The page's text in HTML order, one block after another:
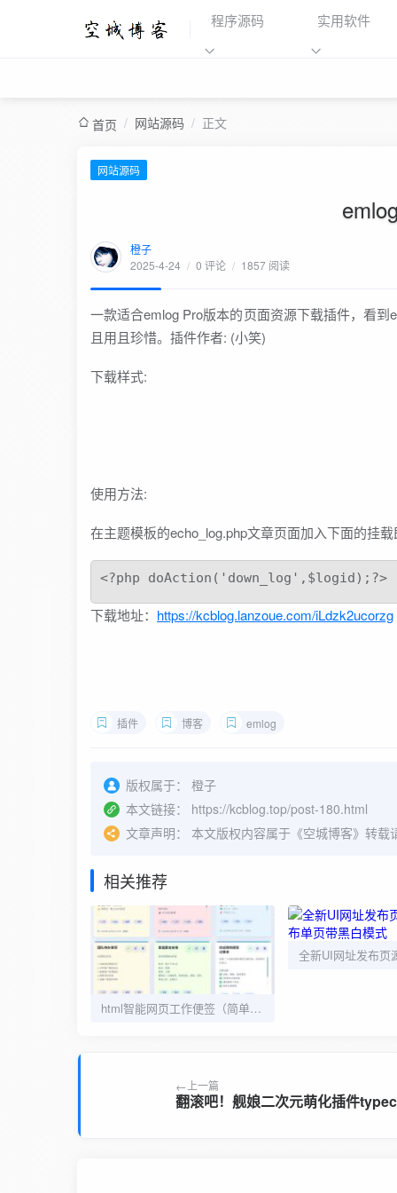
程序源码 实用软件
首页 / 网站源码 / 正文
网站源码
橙子
2025-4-24 / 0 评论 / 1857 阅读
一款适合emlog Pro版本的页面资源下载插件，看
且用且珍惜。插件作者: (小笑)
下载样式:
使用方法:
在主题模板的echo_log.php文章页面加入下面的挂
<?php doAction('down_log',$logid);?>
下载地址： https://kcblog.lanzoue.com/iLdzk2ucorzg
插件 博客 emlog
版权属于：
橙子
本文链接：
https://kcblog.top/post-180.html
文章声明：
本文版权内容属于《空城博客》转载
相关推荐
html智能网页工作便签（简单、轻便、快捷）
上一篇
翻滚吧！舰娘二次元萌化插件